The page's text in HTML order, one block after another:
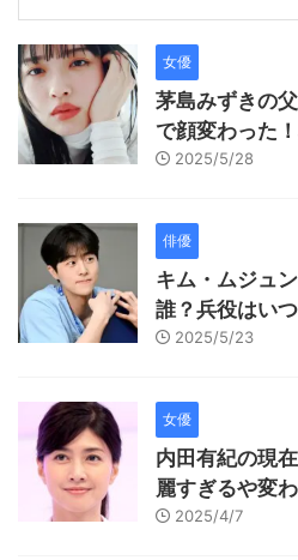
女優
茅島みずきの
で顔変わった
2025/5/28
俳優
キム・ムジュ
誰？兵役はい
2025/5/23
女優
内田有紀の現
麗すぎるや変
2025/4/7